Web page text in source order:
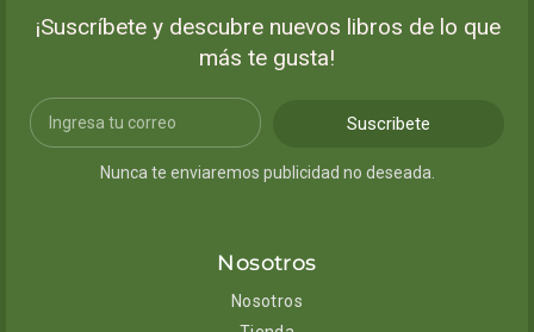
¡Suscríbete y descubre nuevos libros de lo que
más te gusta!
Suscribete
Nunca te enviaremos publicidad no deseada.
Nosotros
Nosotros